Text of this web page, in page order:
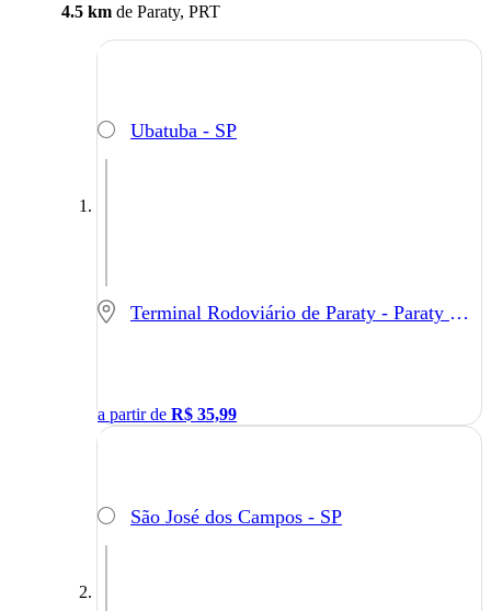
4.5 km de Paraty, PRT
Ubatuba - SP
Terminal Rodoviário de Paraty - Paraty - RJ
a partir de R$ 35,99
São José dos Campos - SP